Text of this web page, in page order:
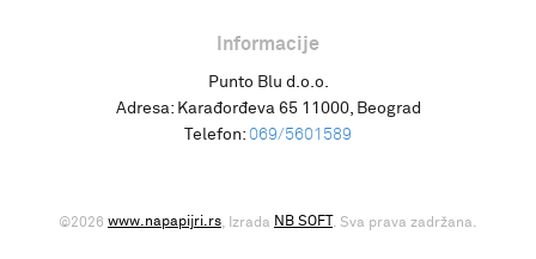
Informacije
Punto Blu d.o.o.
Adresa: Karađorđeva 65 11000, Beograd
Telefon: 069/5601589
©2026 www.napapijri.rs, Izrada NB SOFT . Sva prava zadržana.